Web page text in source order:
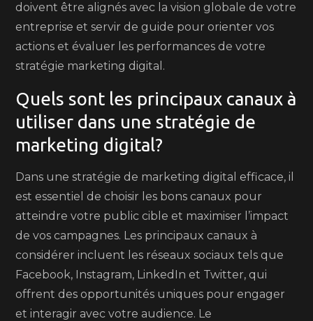
doivent être alignés avec la vision globale de votre
entreprise et servir de guide pour orienter vos
actions et évaluer les performances de votre
stratégie marketing digital.
Quels sont les principaux canaux à
utiliser dans une stratégie de
marketing digital?
Dans une stratégie de marketing digital efficace, il
est essentiel de choisir les bons canaux pour
atteindre votre public cible et maximiser l’impact
de vos campagnes. Les principaux canaux à
considérer incluent les réseaux sociaux tels que
Facebook, Instagram, LinkedIn et Twitter, qui
offrent des opportunités uniques pour engager
et interagir avec votre audience. Le